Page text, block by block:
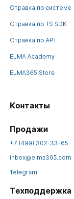
Справка по системе
Справка по TS SDK
Справка по API
ELMA Academy
ELMA365 Store
Контакты
Продажи
+7 (499) 302-33-65
inbox@elma365.com
Telegram
Техподдержка